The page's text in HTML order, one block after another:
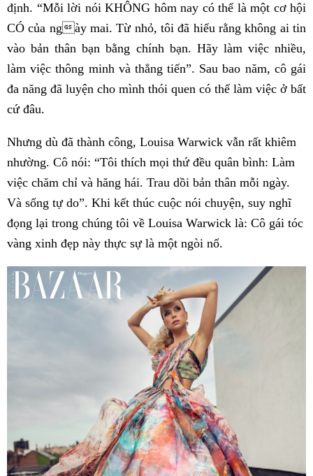
định. “Mỗi lời nói KHÔNG hôm nay có thể là một cơ hội
CÓ của ngày mai. Từ nhỏ, tôi đã hiểu rằng không ai tin
vào bản thân bạn bằng chính bạn. Hãy làm việc nhiều,
làm việc thông minh và thẳng tiến”. Sau bao năm, cô gái
đa năng đã luyện cho mình thói quen có thể làm việc ở bất
cứ đâu.
Nhưng dù đã thành công, Louisa Warwick vẫn rất khiêm
nhường. Cô nói: “Tôi thích mọi thứ đều quân bình: Làm
việc chăm chỉ và hăng hái. Trau dồi bản thân mỗi ngày.
Và sống tự do”. Khi kết thúc cuộc nói chuyện, suy nghĩ
đọng lại trong chúng tôi về Louisa Warwick là: Cô gái tóc
vàng xinh đẹp này thực sự là một ngòi nổ.